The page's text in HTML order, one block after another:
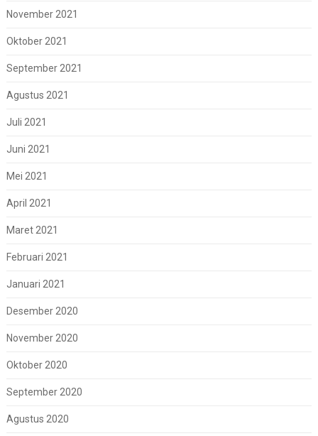
November 2021
Oktober 2021
September 2021
Agustus 2021
Juli 2021
Juni 2021
Mei 2021
April 2021
Maret 2021
Februari 2021
Januari 2021
Desember 2020
November 2020
Oktober 2020
September 2020
Agustus 2020